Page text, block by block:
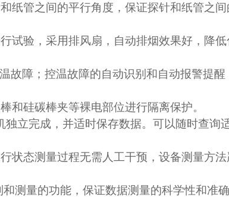
纸管之间的平行角度，保证探针和纸管之
试验，采用排风扇，自动排烟效果好，降低
故障；控温故障的自动识别和自动报警提
和硅碳棒夹等裸电部位进行隔离保护。
立完成，并适时保存数据。可以随时查询
状态测量过程无需人工干预，设备测量方
测量的功能，保证数据测量的科学性和准确